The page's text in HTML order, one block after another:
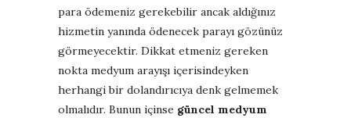
para ödemeniz gerekebilir ancak aldığınız
hizmetin yanında ödenecek parayı gözünüz
görmeyecektir. Dikkat etmeniz gereken
nokta medyum arayışı içerisindeyken
herhangi bir dolandırıcıya denk gelmemek
olmalıdır. Bunun içinse güncel medyum